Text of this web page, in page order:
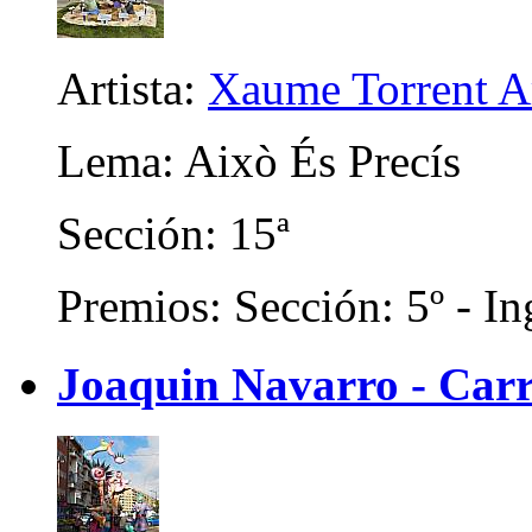
Artista: Xaume Torrent
Lema: Això És Precís
Sección: 15ª
Premios: Sección: 5º -
Joaquin Navarro -